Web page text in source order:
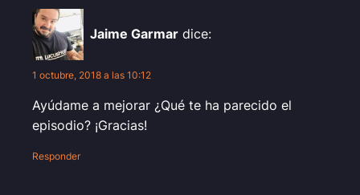
Jaime Garmar dice:
1 octubre, 2018 a las 10:12
Ayúdame a mejorar ¿Qué te ha parecido el
episodio? ¡Gracias!
Responder